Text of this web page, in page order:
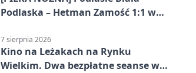
Podlaska – Hetman Zamość 1:1 w
podział punktów po bezbramkowej
pierwszej połowie
7 sierpnia 2026
Kino na Leżakach na Rynku
Wielkim. Dwa bezpłatne seanse w